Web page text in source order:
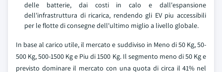
delle batterie, dai costi in calo e dall'espansione
dell'infrastruttura di ricarica, rendendo gli EV piu accessibili
per le flotte di consegne dell'ultimo miglio a livello globale.
In base al carico utile, il mercato e suddiviso in Meno di 50 Kg, 50-
500 Kg, 500-1500 Kg e Piu di 1500 Kg. Il segmento meno di 50 Kg e
previsto dominare il mercato con una quota di circa il 41% nel